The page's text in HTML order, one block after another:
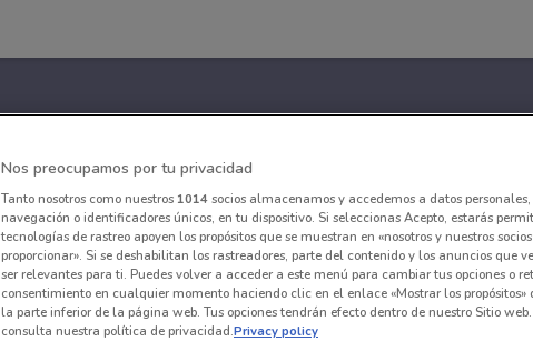
Nos preocupamos por tu privacidad
Tanto nosotros como nuestros 1014socios almacenamos y accedemos a datos
navegación o identificadores únicos, en tu dispositivo. Si seleccionas Acepto, estarás
tecnologías de rastreo apoyen los propósitos que se muestran en «nosotros y nuestros
proporcionar». Si se deshabilitan los rastreadores, parte del contenido y los anuncios que
ser relevantes para ti. Puedes volver a acceder a este menú para cambiar tus opciones o
consentimiento en cualquier momento haciendo clic en el enlace «Mostrar los propósitos»
la parte inferior de la página web. Tus opciones tendrán efecto dentro de nuestro Sitio
consulta nuestra política de privacidad.Privacy policy